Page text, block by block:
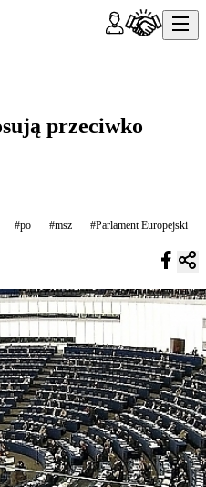
przeciwko
#po #msz #Parlament Europejski